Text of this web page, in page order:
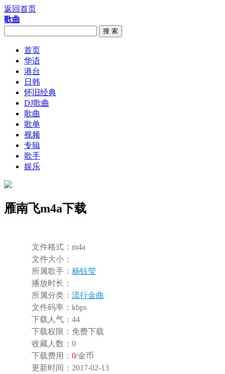
返回首页
歌曲
搜 索
首页
华语
港台
日韩
怀旧经典
DJ歌曲
歌曲
歌单
视频
专辑
歌手
娱乐
雁南飞m4a下载
文件格式： m4a
文件大小：
所属歌手： 杨钰莹
播放时长：
所属分类： 流行金曲
文件码率： kbps
下载人气： 44
下载权限： 免费下载
收藏人数： 0
下载费用： 0/金币
更新时间： 2017-02-13